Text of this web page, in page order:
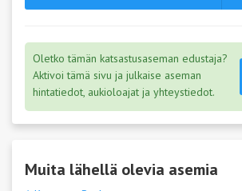
Oletko tämän katsastusaseman edustaja?
Aktivoi tämä sivu ja julkaise aseman
hintatiedot, aukioloajat ja yhteystiedot.
Muita lähellä olevia asemia